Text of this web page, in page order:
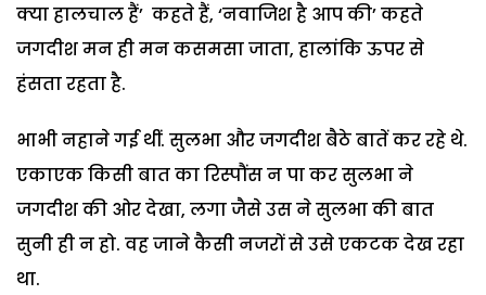
क्या हालचाल हैं’ कहते हैं, ‘नवाजिश है आप की’ कहते
जगदीश मन ही मन कसमसा जाता, हालांकि ऊपर से
हंसता रहता है.
भाभी नहाने गई थीं. सुलभा और जगदीश बैठे बातें कर रहे थे.
एकाएक किसी बात का रिस्पौंस न पा कर सुलभा ने
जगदीश की ओर देखा, लगा जैसे उस ने सुलभा की बात
सुनी ही न हो. वह जाने कैसी नजरों से उसे एकटक देख रहा
था.